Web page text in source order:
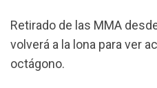
c
e
b
a
t
l
e
a
i
Retirado de las MMA
volverá a la lona para ver
octágono.